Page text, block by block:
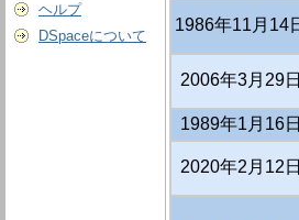
ヘルプ
DSpaceについて
1986年11月14
2006年3月29
1989年1月16
2020年2月12